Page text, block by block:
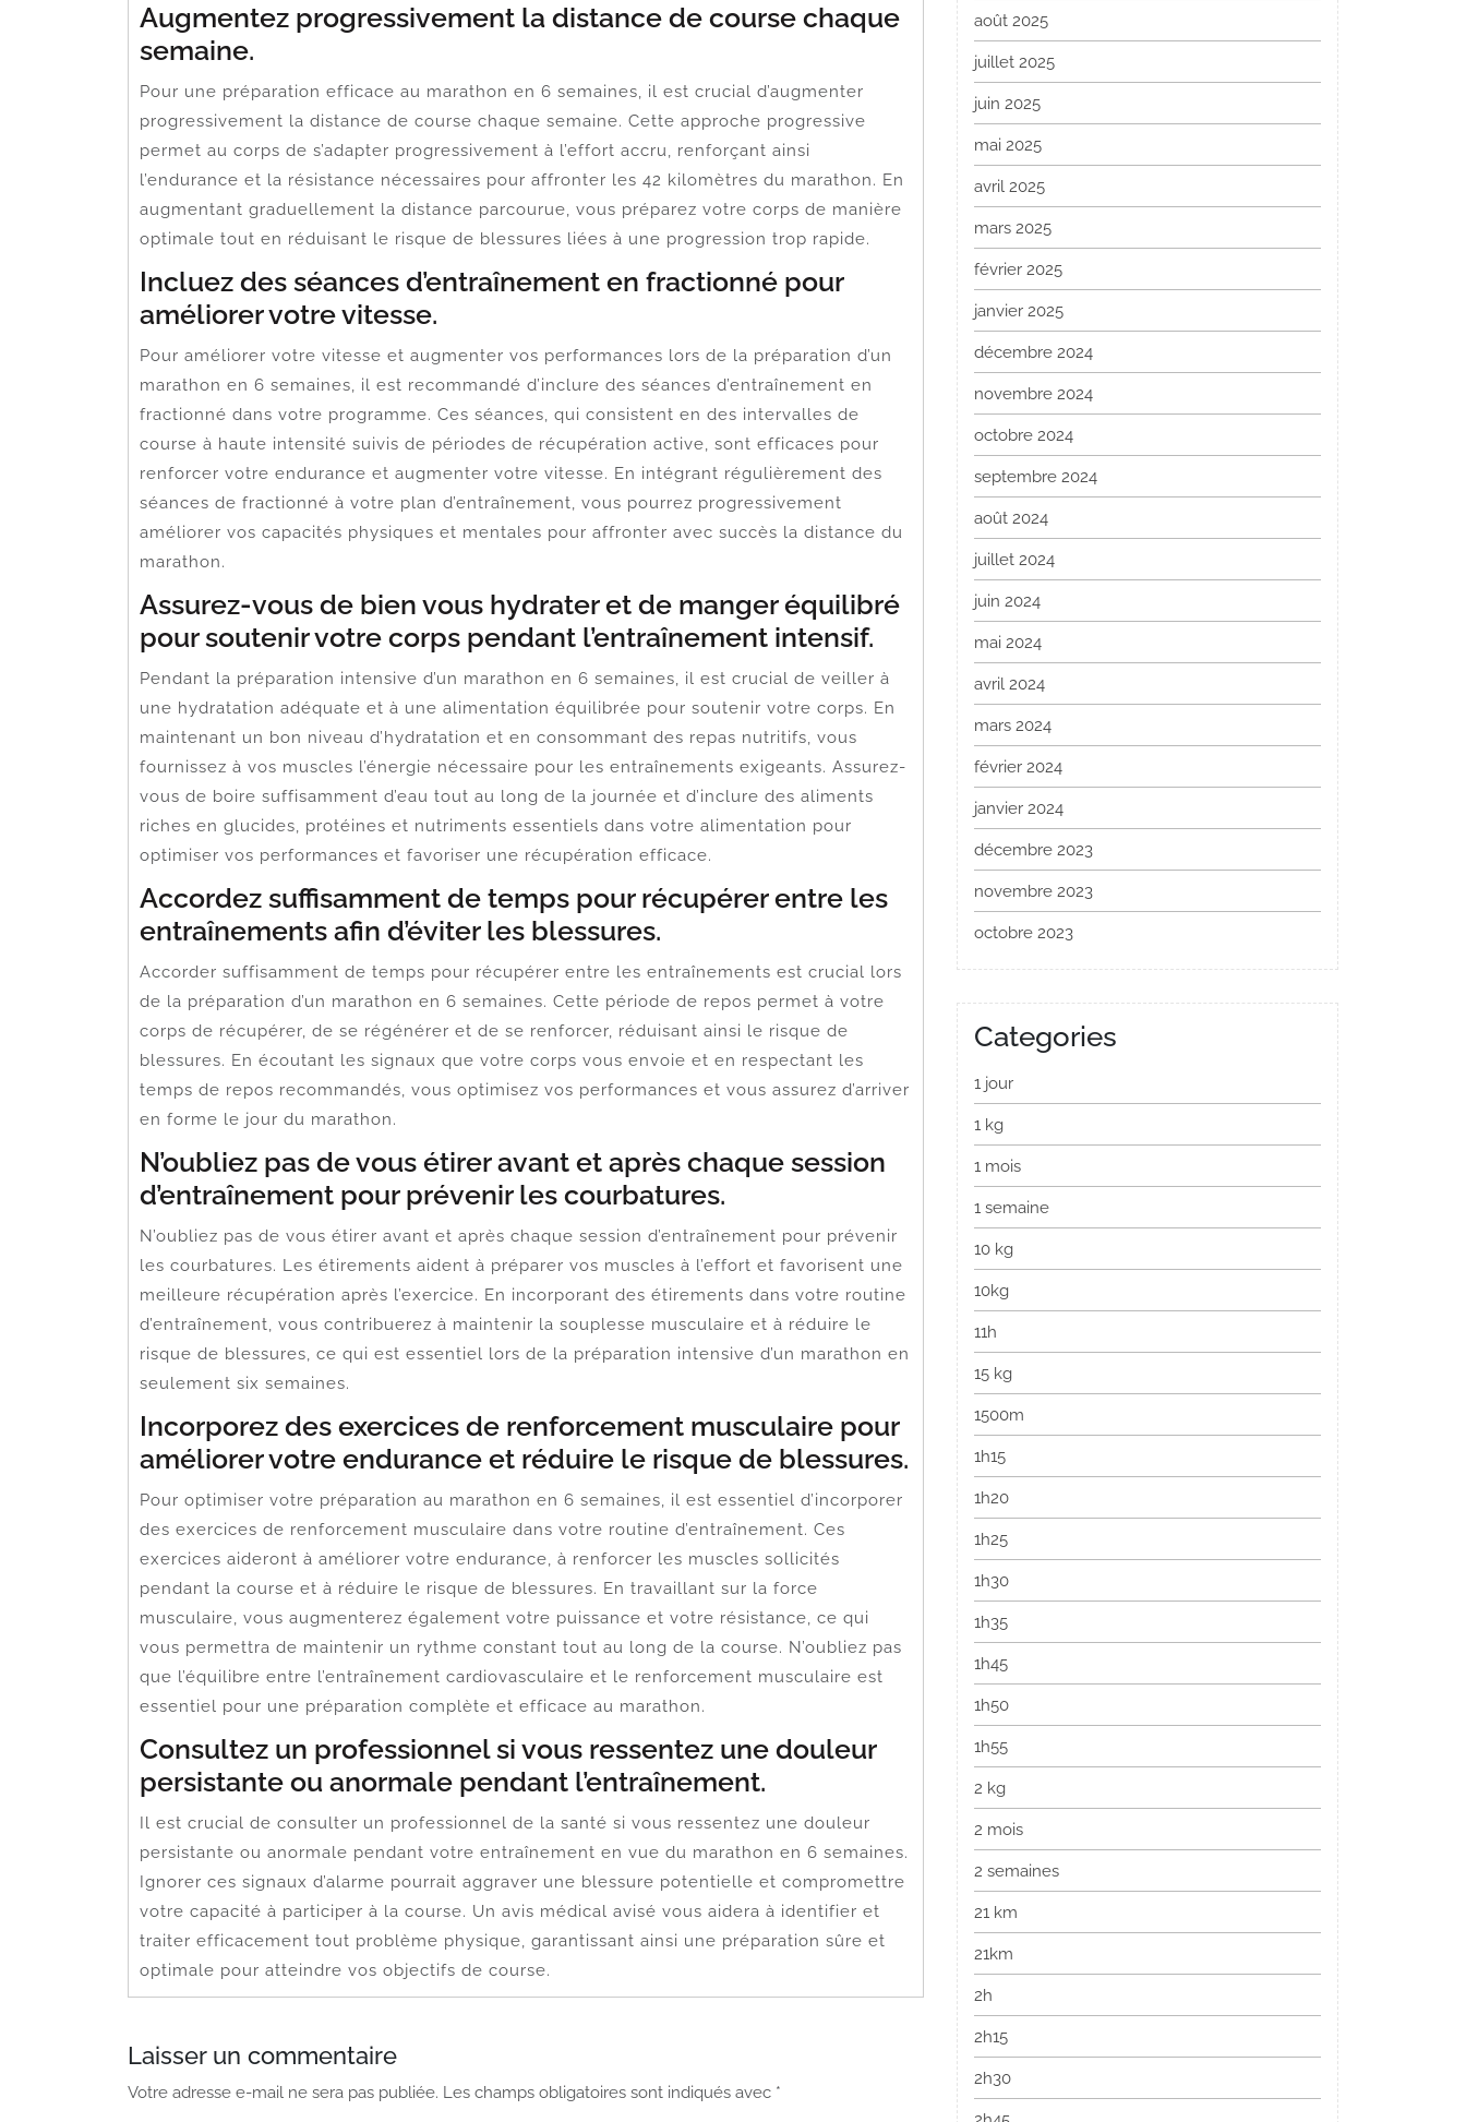
Augmentez progressivement la distance de course chaque
semaine.
Pour une préparation efficace au marathon en 6 semaines, il est crucial d’augmenter
progressivement la distance de course chaque semaine. Cette approche progressive
permet au corps de s’adapter progressivement à l’effort accru, renforçant ainsi
l’endurance et la résistance nécessaires pour affronter les 42 kilomètres du marathon. En
augmentant graduellement la distance parcourue, vous préparez votre corps de manière
optimale tout en réduisant le risque de blessures liées à une progression trop rapide.
Incluez des séances d’entraînement en fractionné pour
améliorer votre vitesse.
Pour améliorer votre vitesse et augmenter vos performances lors de la préparation d’un
marathon en 6 semaines, il est recommandé d’inclure des séances d’entraînement en
fractionné dans votre programme. Ces séances, qui consistent en des intervalles de
course à haute intensité suivis de périodes de récupération active, sont efficaces pour
renforcer votre endurance et augmenter votre vitesse. En intégrant régulièrement des
séances de fractionné à votre plan d’entraînement, vous pourrez progressivement
améliorer vos capacités physiques et mentales pour affronter avec succès la distance du
marathon.
Assurez-vous de bien vous hydrater et de manger équilibré
pour soutenir votre corps pendant l’entraînement intensif.
Pendant la préparation intensive d’un marathon en 6 semaines, il est crucial de veiller à
une hydratation adéquate et à une alimentation équilibrée pour soutenir votre corps. En
maintenant un bon niveau d’hydratation et en consommant des repas nutritifs, vous
fournissez à vos muscles l’énergie nécessaire pour les entraînements exigeants. Assurez-
vous de boire suffisamment d’eau tout au long de la journée et d’inclure des aliments
riches en glucides, protéines et nutriments essentiels dans votre alimentation pour
optimiser vos performances et favoriser une récupération efficace.
Accordez suffisamment de temps pour récupérer entre les
entraînements afin d’éviter les blessures.
Accorder suffisamment de temps pour récupérer entre les entraînements est crucial lors
de la préparation d’un marathon en 6 semaines. Cette période de repos permet à votre
corps de récupérer, de se régénérer et de se renforcer, réduisant ainsi le risque de
blessures. En écoutant les signaux que votre corps vous envoie et en respectant les
temps de repos recommandés, vous optimisez vos performances et vous assurez d’arriver
en forme le jour du marathon.
N’oubliez pas de vous étirer avant et après chaque session
d’entraînement pour prévenir les courbatures.
N’oubliez pas de vous étirer avant et après chaque session d’entraînement pour prévenir
les courbatures. Les étirements aident à préparer vos muscles à l’effort et favorisent une
meilleure récupération après l’exercice. En incorporant des étirements dans votre routine
d’entraînement, vous contribuerez à maintenir la souplesse musculaire et à réduire le
risque de blessures, ce qui est essentiel lors de la préparation intensive d’un marathon en
seulement six semaines.
Incorporez des exercices de renforcement musculaire pour
améliorer votre endurance et réduire le risque de blessures.
Pour optimiser votre préparation au marathon en 6 semaines, il est essentiel d’incorporer
des exercices de renforcement musculaire dans votre routine d’entraînement. Ces
exercices aideront à améliorer votre endurance, à renforcer les muscles sollicités
pendant la course et à réduire le risque de blessures. En travaillant sur la force
musculaire, vous augmenterez également votre puissance et votre résistance, ce qui
vous permettra de maintenir un rythme constant tout au long de la course. N’oubliez pas
que l’équilibre entre l’entraînement cardiovasculaire et le renforcement musculaire est
essentiel pour une préparation complète et efficace au marathon.
Consultez un professionnel si vous ressentez une douleur
persistante ou anormale pendant l’entraînement.
Il est crucial de consulter un professionnel de la santé si vous ressentez une douleur
persistante ou anormale pendant votre entraînement en vue du marathon en 6 semaines.
Ignorer ces signaux d’alarme pourrait aggraver une blessure potentielle et compromettre
votre capacité à participer à la course. Un avis médical avisé vous aidera à identifier et
traiter efficacement tout problème physique, garantissant ainsi une préparation sûre et
optimale pour atteindre vos objectifs de course.
Laisser un commentaire
Votre adresse e-mail ne sera pas publiée. Les champs obligatoires sont indiqués avec *
août 2025
juillet 2025
juin 2025
mai 2025
avril 2025
mars 2025
février 2025
janvier 2025
décembre 2024
novembre 2024
octobre 2024
septembre 2024
août 2024
juillet 2024
juin 2024
mai 2024
avril 2024
mars 2024
février 2024
janvier 2024
décembre 2023
novembre 2023
octobre 2023
Categories
1 jour
1 kg
1 mois
1 semaine
10 kg
10kg
11h
15 kg
1500m
1h15
1h20
1h25
1h30
1h35
1h45
1h50
1h55
2 kg
2 mois
2 semaines
21 km
21km
2h
2h15
2h30